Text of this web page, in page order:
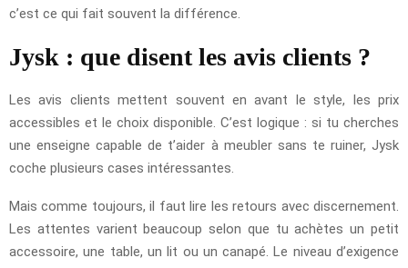
c’est ce qui fait souvent la différence.
Jysk : que disent les avis clients ?
Les avis clients mettent souvent en avant le style, les prix
accessibles et le choix disponible. C’est logique : si tu cherches
une enseigne capable de t’aider à meubler sans te ruiner, Jysk
coche plusieurs cases intéressantes.
Mais comme toujours, il faut lire les retours avec discernement.
Les attentes varient beaucoup selon que tu achètes un petit
accessoire, une table, un lit ou un canapé. Le niveau d’exigence